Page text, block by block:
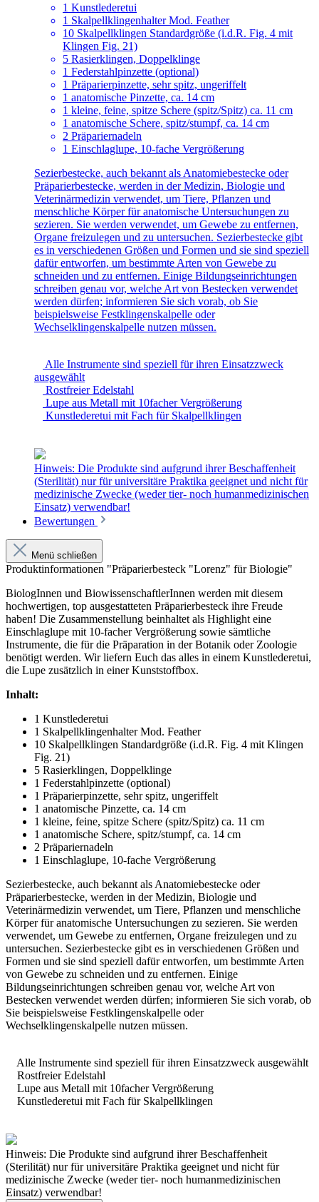
1 Kunstlederetui
1 Skalpellklingenhalter Mod. Feather
10 Skalpellklingen Standardgröße (i.d.R. Fig. 4 mit
Klingen Fig. 21)
5 Rasierklingen, Doppelklinge
1 Federstahlpinzette (optional)
1 Präparierpinzette, sehr spitz, ungeriffelt
1 anatomische Pinzette, ca. 14 cm
1 kleine, feine, spitze Schere (spitz/Spitz) ca. 11 cm
1 anatomische Schere, spitz/stumpf, ca. 14 cm
2 Präpariernadeln
1 Einschlaglupe, 10-fache Vergrößerung
Sezierbestecke, auch bekannt als Anatomiebestecke oder
Präparierbestecke, werden in der Medizin, Biologie und
Veterinärmedizin verwendet, um Tiere, Pflanzen und
menschliche Körper für anatomische Untersuchungen zu
sezieren. Sie werden verwendet, um Gewebe zu entfernen,
Organe freizulegen und zu untersuchen. Sezierbestecke gibt
es in verschiedenen Größen und Formen und sie sind speziell
dafür entworfen, um bestimmte Arten von Gewebe zu
schneiden und zu entfernen. Einige Bildungseinrichtungen
schreiben genau vor, welche Art von Bestecken verwendet
werden dürfen; informieren Sie sich vorab, ob Sie
beispielsweise Festklingenskalpelle oder
Wechselklingenskalpelle nutzen müssen.
Alle Instrumente sind speziell für ihren Einsatzzweck
ausgewählt
Rostfreier Edelstahl
Lupe aus Metall mit 10facher Vergrößerung
Kunstlederetui mit Fach für Skalpellklingen
Hinweis: Die Produkte sind aufgrund ihrer Beschaffenheit
(Sterilität) nur für universitäre Praktika geeignet und nicht für
medizinische Zwecke (weder tier- noch humanmedizinischen
Einsatz) verwendbar!
Bewertungen
Menü schließen
Produktinformationen "Präparierbesteck "Lorenz" für Biologie"
BiologInnen und BiowissenschaftlerInnen werden mit diesem
hochwertigen, top ausgestatteten Präparierbesteck ihre Freude
haben! Die Zusammenstellung beinhaltet als Highlight eine
Einschlaglupe mit 10-facher Vergrößerung sowie sämtliche
Instrumente, die für die Präparation in der Botanik oder Zoologie
benötigt werden. Wir liefern Euch das alles in einem Kunstlederetui,
die Lupe zusätzlich in einer Kunststoffbox.
Inhalt:
1 Kunstlederetui
1 Skalpellklingenhalter Mod. Feather
10 Skalpellklingen Standardgröße (i.d.R. Fig. 4 mit Klingen
Fig. 21)
5 Rasierklingen, Doppelklinge
1 Federstahlpinzette (optional)
1 Präparierpinzette, sehr spitz, ungeriffelt
1 anatomische Pinzette, ca. 14 cm
1 kleine, feine, spitze Schere (spitz/Spitz) ca. 11 cm
1 anatomische Schere, spitz/stumpf, ca. 14 cm
2 Präpariernadeln
1 Einschlaglupe, 10-fache Vergrößerung
Sezierbestecke, auch bekannt als Anatomiebestecke oder
Präparierbestecke, werden in der Medizin, Biologie und
Veterinärmedizin verwendet, um Tiere, Pflanzen und menschliche
Körper für anatomische Untersuchungen zu sezieren. Sie werden
verwendet, um Gewebe zu entfernen, Organe freizulegen und zu
untersuchen. Sezierbestecke gibt es in verschiedenen Größen und
Formen und sie sind speziell dafür entworfen, um bestimmte Arten
von Gewebe zu schneiden und zu entfernen. Einige
Bildungseinrichtungen schreiben genau vor, welche Art von
Bestecken verwendet werden dürfen; informieren Sie sich vorab, ob
Sie beispielsweise Festklingenskalpelle oder
Wechselklingenskalpelle nutzen müssen.
Alle Instrumente sind speziell für ihren Einsatzzweck ausgewählt
Rostfreier Edelstahl
Lupe aus Metall mit 10facher Vergrößerung
Kunstlederetui mit Fach für Skalpellklingen
Hinweis: Die Produkte sind aufgrund ihrer Beschaffenheit
(Sterilität) nur für universitäre Praktika geeignet und nicht für
medizinische Zwecke (weder tier- noch humanmedizinischen
Einsatz) verwendbar!